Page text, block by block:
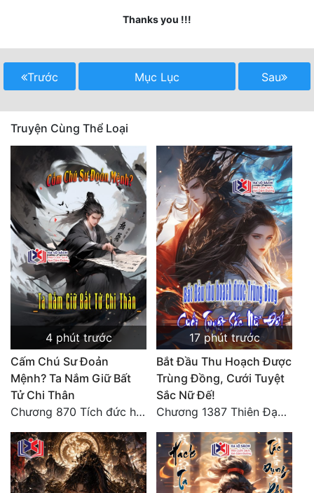
Nữ Phụ
Phong Thủy - Tâm Linh
Phản Phái
Quan Trường
Quân Sự
Sảng Văn
Sắc
Sủng
Thanh Xuân
Tiểu Thuyết
Trinh Thám
Trùng Sinh
Trọng Sinh
Thanks you !!!
Trước Mục Lục Sau
Truyện Cùng Thể Loại
4 phút trước
Cấm Chú Sư Đoản
Mệnh? Ta Nắm Giữ Bất
Tử Chi Thân
Chương 870 Tích đức hành thiện
17 phút trước
Bắt Đầu Thu Hoạch Được
Trùng Đồng, Cưới Tuyệt
Sắc Nữ Đế!
Chương 1387 Thiên Đạo đắc ý